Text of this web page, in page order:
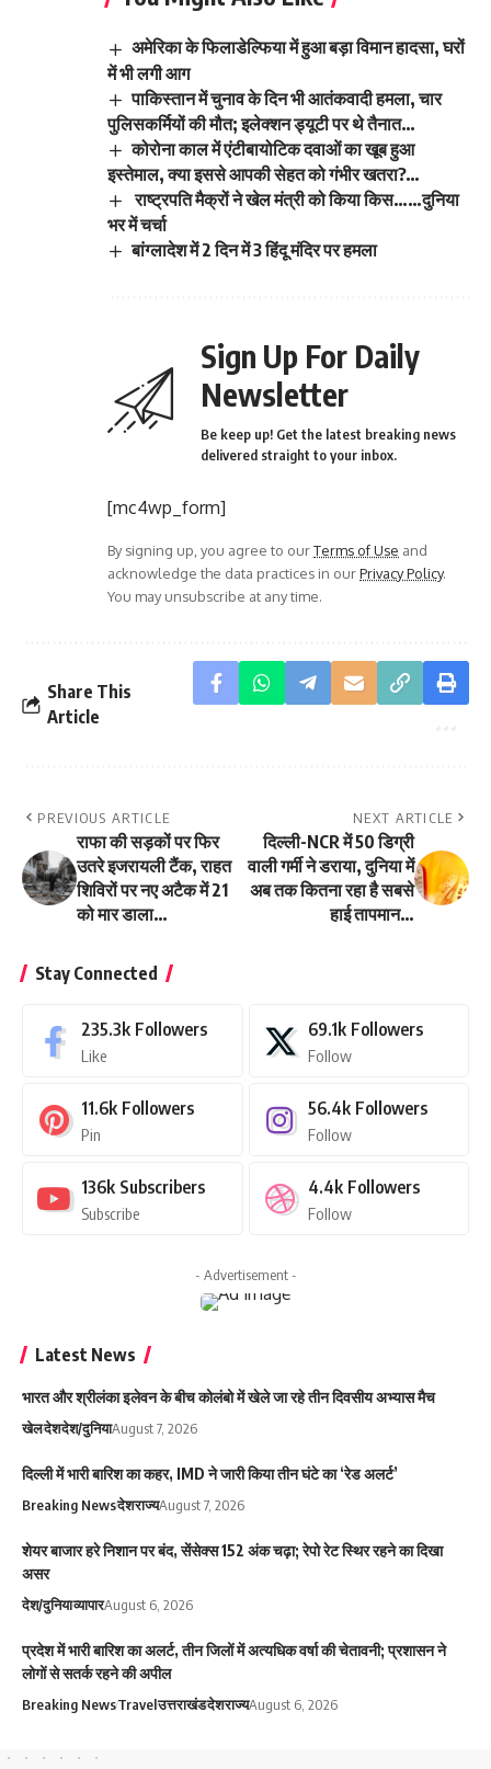
अमेरिका के फिलाडेल्फिया में हुआ बड़ा विमान हादसा, घरों
में भी लगी आग
पाकिस्तान में चुनाव के दिन भी आतंकवादी हमला, चार
पुलिसकर्मियों की मौत; इलेक्शन ड्यूटी पर थे तैनात…
कोरोना काल में एंटीबायोटिक दवाओं का खूब हुआ
इस्तेमाल, क्या इससे आपकी सेहत को गंभीर खतरा?…
राष्ट्रपति मैक्रों ने खेल मंत्री को किया किस……दुनिया
भर में चर्चा
बांग्लादेश में 2 दिन में 3 हिंदू मंदिर पर हमला
Sign Up For Daily
Newsletter
Be keep up! Get the latest breaking news
delivered straight to your inbox.
[mc4wp_form]
By signing up, you agree to ourTerms of Use and
acknowledge the data practices in ourPrivacy Policy.
You may unsubscribe at any time.
Share This
Article
PREVIOUS ARTICLE
राफा की सड़कों पर फिर
उतरे इजरायली टैंक, राहत
शिविरों पर नए अटैक में 21
को मार डाला…
NEXT ARTICLE
दिल्ली-NCR में 50 डिग्री
वाली गर्मी ने डराया, दुनिया में
अब तक कितना रहा है सबसे
हाई तापमान…
Stay Connected
235.3k Followers
Like
69.1k Followers
Follow
11.6k Followers
Pin
56.4k Followers
Follow
136k Subscribers
Subscribe
4.4k Followers
Follow
- Advertisement -
Latest News
भारत और श्रीलंका इलेवन के बीच कोलंबो में खेले जा रहे तीन दिवसीय अभ्यास मैच
खेलदेशदेश/दुनियाAugust 7, 2026
दिल्ली में भारी बारिश का कहर, IMD ने जारी किया तीन घंटे का ‘रेड अलर्ट’
Breaking Newsदेशराज्यAugust 7, 2026
शेयर बाजार हरे निशान पर बंद, सेंसेक्स 152 अंक चढ़ा; रेपो रेट स्थिर रहने का दिखा
असर
देश/दुनियाव्यापारAugust 6, 2026
प्रदेश में भारी बारिश का अलर्ट, तीन जिलों में अत्यधिक वर्षा की चेतावनी; प्रशासन ने
लोगों से सतर्क रहने की अपील
Breaking NewsTravelउत्तराखंडदेशराज्यAugust 6, 2026